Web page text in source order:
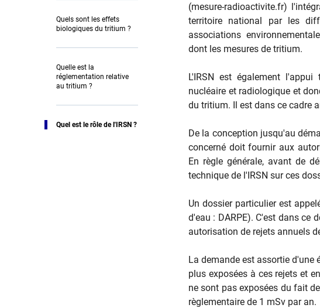
Quels sont les effets
biologiques du tritium ?
Quelle est la
réglementation relative
au tritium ?
Quel est le rôle de l'IRSN ?
(mesure-radioactivite.fr)
territoire national par les
associations
dont les mesures de tritium.
L'IRSN est également
nucléaire et radiologique​ et
du tritium. Il est dans ce cadre
De la conception jusqu'au
concerné doit fournir aux
En règle générale, avant de
technique de l'IRSN sur ces
Un dossier particulier est
d'eau : DARPE). C'est dans ce
autorisation de rejets annuels
La demande est assortie
plus exposées à ces rejets et
ne sont pas exposées du fait
règlementaire de 1 mSv par an.